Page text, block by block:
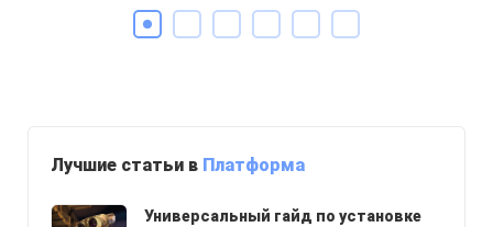
Лучшие статьи в Платформа
Универсальный гайд по установке